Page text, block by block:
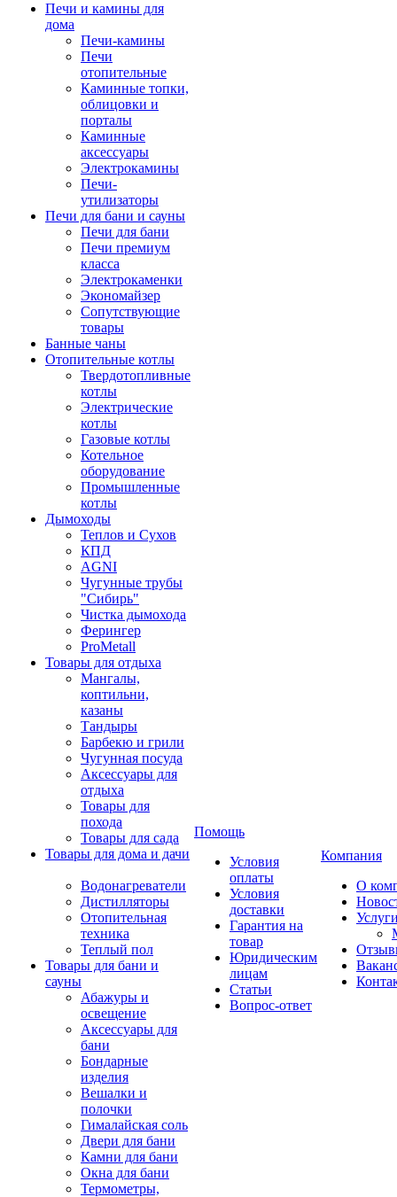
Печи и камины для
дома
Печи-камины
Печи
отопительные
Каминные топки,
облицовки и
порталы
Каминные
аксессуары
Электрокамины
Печи-
утилизаторы
Печи для бани и сауны
Печи для бани
Печи премиум
класса
Электрокаменки
Экономайзер
Сопутствующие
товары
Банные чаны
Отопительные котлы
Твердотопливные
котлы
Электрические
котлы
Газовые котлы
Котельное
оборудование
Промышленные
котлы
Дымоходы
Теплов и Сухов
КПД
AGNI
Чугунные трубы
"Сибирь"
Чистка дымохода
Ферингер
ProMetall
Товары для отдыха
Мангалы,
коптильни,
казаны
Тандыры
Барбекю и грили
Чугунная посуда
Аксессуары для
отдыха
Товары для
похода
Товары для сада
Товары для дома и дачи
Водонагреватели
Дистилляторы
Отопительная
техника
Теплый пол
Товары для бани и
сауны
Абажуры и
освещение
Аксессуары для
бани
Бондарные
изделия
Вешалки и
полочки
Гималайская соль
Двери для бани
Камни для бани
Окна для бани
Термометры,
Помощь
Условия
оплаты
Условия
доставки
Гарантия на
товар
Юридическим
лицам
Статьи
Вопрос-ответ
Компания
О